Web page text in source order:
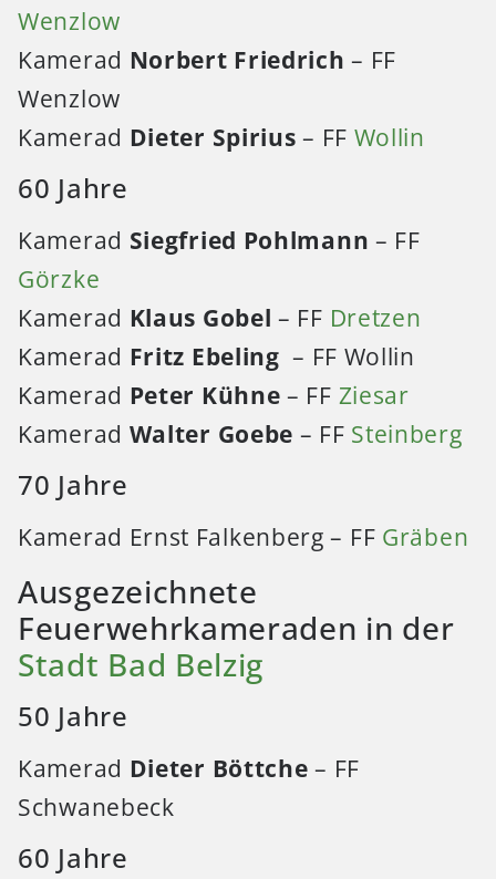
Wenzlow
Kamerad Norbert Friedrich – FF
Wenzlow
Kamerad Dieter Spirius – FF Wollin
60 Jahre
Kamerad Siegfried Pohlmann – FF
Görzke
Kamerad Klaus Gobel – FF Dretzen
Kamerad Fritz Ebeling – FF Wollin
Kamerad Peter Kühne – FF Ziesar
Kamerad Walter Goebe – FF Steinberg
70 Jahre
Kamerad Ernst Falkenberg – FF Gräben
Ausgezeichnete
Feuerwehrkameraden in der
Stadt Bad Belzig
50 Jahre
Kamerad Dieter Böttche – FF
Schwanebeck
60 Jahre